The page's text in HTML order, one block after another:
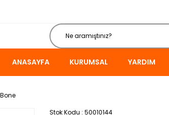
ANASAYFA KURUMSAL YARDIM
Stok Kodu 50010144